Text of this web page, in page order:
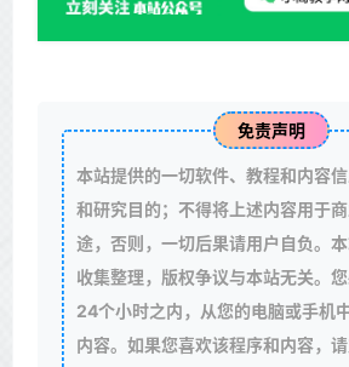
免责声明
本站提供的一切软件、教程和内容
和研究目的；不得将上述内容用于
途，否则，一切后果请用户自负。
收集整理，版权争议与本站无关。
24个小时之内，从您的电脑或手机
内容。如果您喜欢该程序和内容，